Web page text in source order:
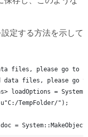
定する方法を示して
files, please go to
data files, please go
loadOptions =
TempFolder/");
doc =